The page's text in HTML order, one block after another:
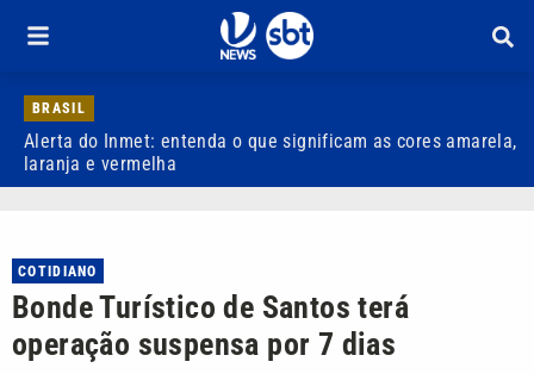
BRASIL
Alerta do Inmet: entenda o que significam as cores amarela,
laranja e vermelha
COTIDIANO
Bonde Turístico de Santos terá
operação suspensa por 7 dias